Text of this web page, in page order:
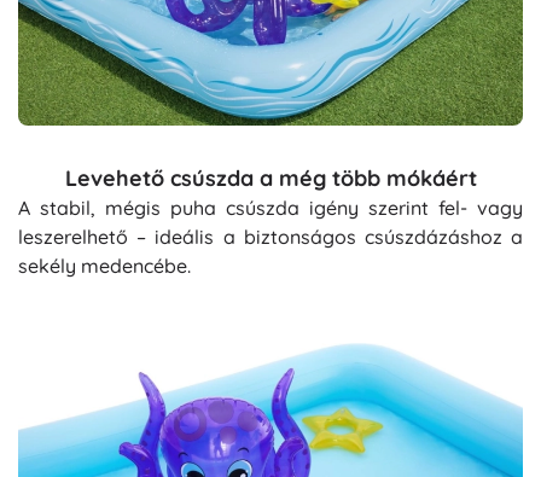
Levehető csúszda a még több mókáért
A stabil, mégis puha csúszda igény szerint fel- vagy
leszerelhető – ideális a biztonságos csúszdázáshoz a
sekély medencébe.